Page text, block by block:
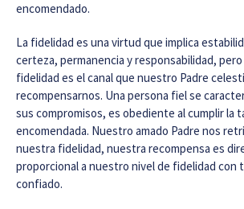
encomendado.
La fidelidad es una virtud que implica
certeza, permanencia y responsabilidad, pero
fidelidad es el canal que nuestro Padre
recompensarnos. Una persona fiel se
sus compromisos, es obediente al cumplir la
encomendada. Nuestro amado Padre nos
nuestra fidelidad, nuestra recompensa es
proporcional a nuestro nivel de fidelidad con
confiado.